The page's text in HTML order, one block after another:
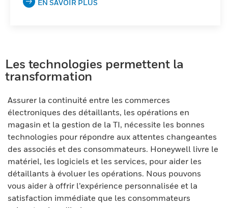
EN SAVOIR PLUS
Les technologies permettent la
transformation
Assurer la continuité entre les commerces
électroniques des détaillants, les opérations en
magasin et la gestion de la TI, nécessite les bonnes
technologies pour répondre aux attentes changeantes
des associés et des consommateurs. Honeywell livre le
matériel, les logiciels et les services, pour aider les
détaillants à évoluer les opérations. Nous pouvons
vous aider à offrir l’expérience personnalisée et la
satisfaction immédiate que les consommateurs